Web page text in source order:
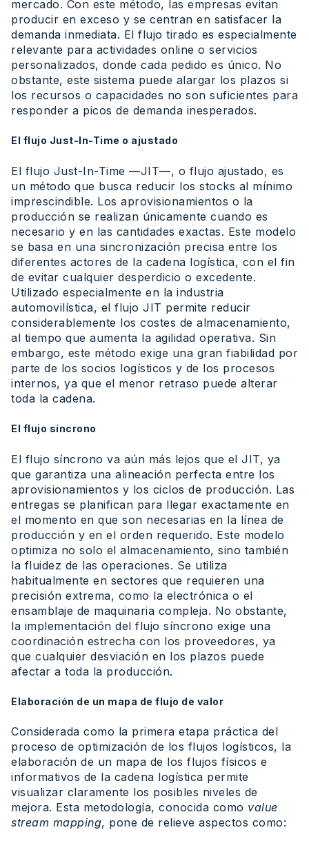
mercado. Con este método, las empresas evitan
producir en exceso y se centran en satisfacer la
demanda inmediata. El flujo tirado es especialmente
relevante para actividades online o servicios
personalizados, donde cada pedido es único. No
obstante, este sistema puede alargar los plazos si
los recursos o capacidades no son suficientes para
responder a picos de demanda inesperados.
El flujo Just-In-Time o ajustado
El flujo Just-In-Time —JIT—, o flujo ajustado, es
un método que busca reducir los stocks al mínimo
imprescindible. Los aprovisionamientos o la
producción se realizan únicamente cuando es
necesario y en las cantidades exactas. Este modelo
se basa en una sincronización precisa entre los
diferentes actores de la cadena logística, con el fin
de evitar cualquier desperdicio o excedente.
Utilizado especialmente en la industria
automovilística, el flujo JIT permite reducir
considerablemente los costes de almacenamiento,
al tiempo que aumenta la agilidad operativa. Sin
embargo, este método exige una gran fiabilidad por
parte de los socios logísticos y de los procesos
internos, ya que el menor retraso puede alterar
toda la cadena.
El flujo síncrono
El flujo síncrono va aún más lejos que el JIT, ya
que garantiza una alineación perfecta entre los
aprovisionamientos y los ciclos de producción. Las
entregas se planifican para llegar exactamente en
el momento en que son necesarias en la línea de
producción y en el orden requerido. Este modelo
optimiza no solo el almacenamiento, sino también
la fluidez de las operaciones. Se utiliza
habitualmente en sectores que requieren una
precisión extrema, como la electrónica o el
ensamblaje de maquinaria compleja. No obstante,
la implementación del flujo síncrono exige una
coordinación estrecha con los proveedores, ya
que cualquier desviación en los plazos puede
afectar a toda la producción.
Elaboración de un mapa de flujo de valor
Considerada como la primera etapa práctica del
proceso de optimización de los flujos logísticos, la
elaboración de un mapa de los flujos físicos e
informativos de la cadena logística permite
visualizar claramente los posibles niveles de
mejora. Esta metodología, conocida como value
stream mapping, pone de relieve aspectos como: